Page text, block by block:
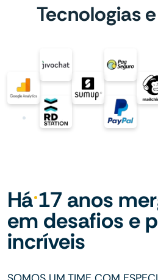
Tecnologias
Há 17 anos
em desafios e
incríveis